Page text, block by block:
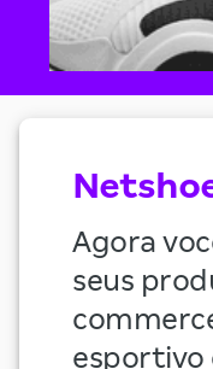
Agora
seus
esportivo